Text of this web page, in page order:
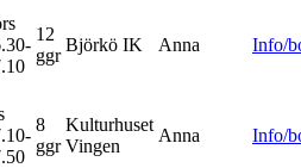
12
ggr
Björkö IK Anna Info/
8
ggr
Kulturhuset
Vingen
Anna Info/